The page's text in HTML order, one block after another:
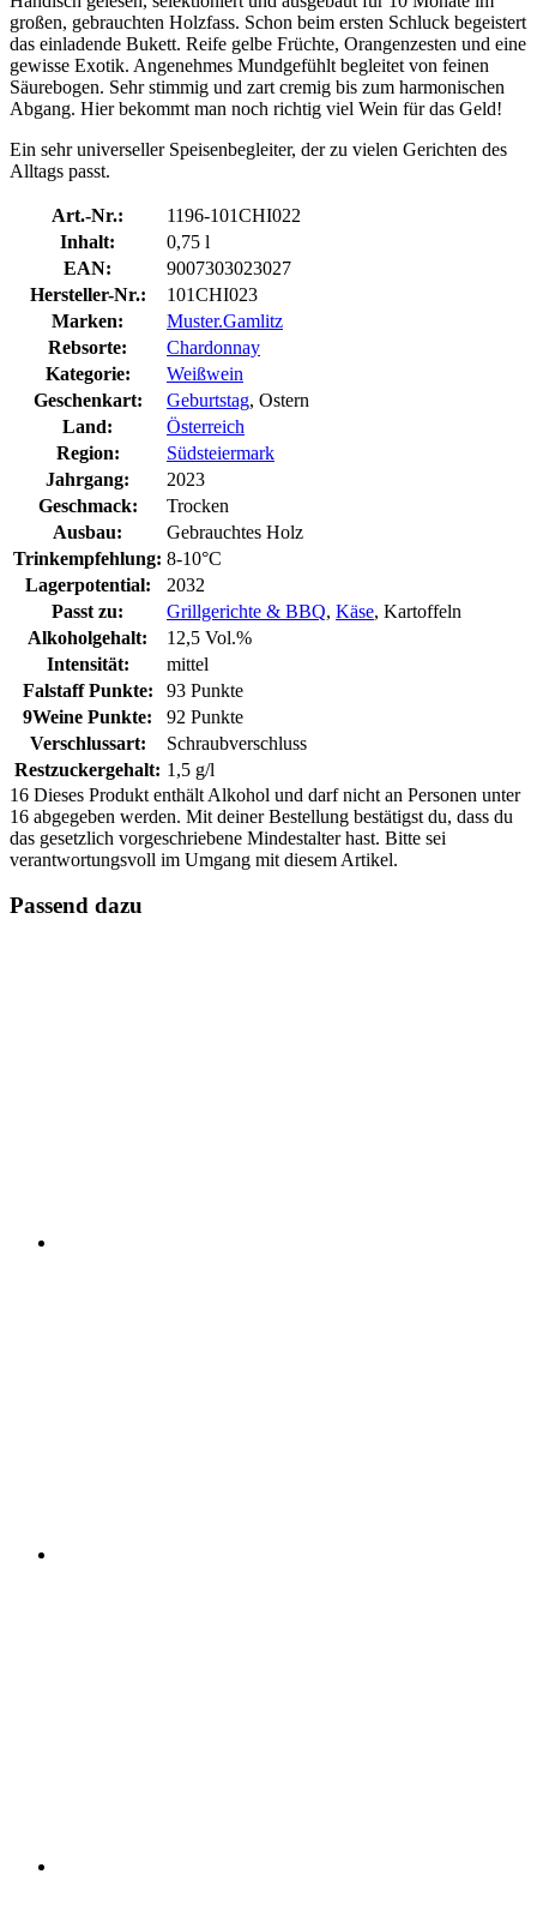
großen, gebrauchten Holzfass. Schon beim ersten Schluck begeistert
das einladende Bukett. Reife gelbe Früchte, Orangenzesten und eine
gewisse Exotik. Angenehmes Mundgefühlt begleitet von feinen
Säurebogen. Sehr stimmig und zart cremig bis zum harmonischen
Abgang. Hier bekommt man noch richtig viel Wein für das Geld!
Ein sehr universeller Speisenbegleiter, der zu vielen Gerichten des
Alltags passt.
Art.-Nr.:
1196-101CHI022
Inhalt:
0,75 l
EAN:
9007303023027
Hersteller-Nr.:
101CHI023
Marken:
Muster.Gamlitz
Rebsorte:
Chardonnay
Kategorie:
Weißwein
Geschenkart:
Geburtstag, Ostern
Land:
Österreich
Region:
Südsteiermark
Jahrgang:
2023
Geschmack:
Trocken
Ausbau:
Gebrauchtes Holz
Trinkempfehlung: 8-10°C
Lagerpotential:
2032
Passt zu:
Grillgerichte & BBQ, Käse, Kartoffeln
Alkoholgehalt:
12,5 Vol.%
Intensität:
mittel
Falstaff Punkte:
93 Punkte
9Weine Punkte:
92 Punkte
Verschlussart:
Schraubverschluss
Restzuckergehalt: 1,5 g/l
16 Dieses Produkt enthält Alkohol und darf nicht an Personen unter
16 abgegeben werden. Mit deiner Bestellung bestätigst du, dass du
das gesetzlich vorgeschriebene Mindestalter hast. Bitte sei
verantwortungsvoll im Umgang mit diesem Artikel.
Passend dazu